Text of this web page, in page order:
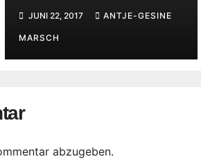
JUNI 22, 2017 ANTJE-GESINE
MARSCH
abzugeben.